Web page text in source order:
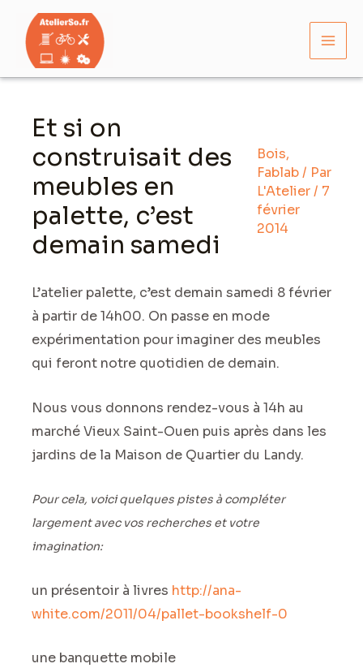
contenu
Et si on
construisait des
meubles en
palette, c’est
demain samedi
Bois,
Fablab/ Par
L'Atelier/ 7
février
2014
L’atelier palette, c’est demain samedi 8 février
à partir de 14h00. On passe en mode
expérimentation pour imaginer des meubles
qui feront notre quotidien de demain.
Nous vous donnons rendez-vous à 14h au
marché Vieux Saint-Ouen puis après dans les
jardins de la Maison de Quartier du Landy.
Pour cela, voici quelques pistes à compléter
largement avec vos recherches et votre
imagination:
un présentoir à livres http://ana-
white.com/2011/04/pallet-bookshelf-0
une banquette mobile
Navigation
articles